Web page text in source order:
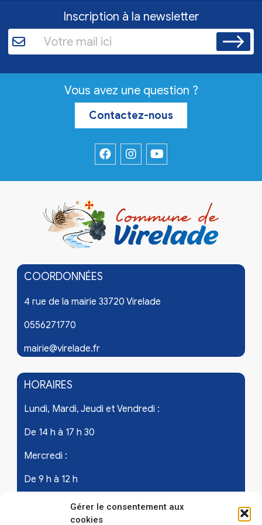
Gérer le consentement aux
cookies
Inscription à la newsletter
Vous avez une question ?
Contactez-nous
COORDONNÉES
4 rue de la mairie 33720 Virelade
0556271770
mairie@virelade.fr
HORAIRES
Lundi, Mardi, Jeudi et Vendredi :
De 14 h à 17 h 30
Mercredi :
De 9 h à 12 h
Samedi - les 1er et 3ème de chaque mois :